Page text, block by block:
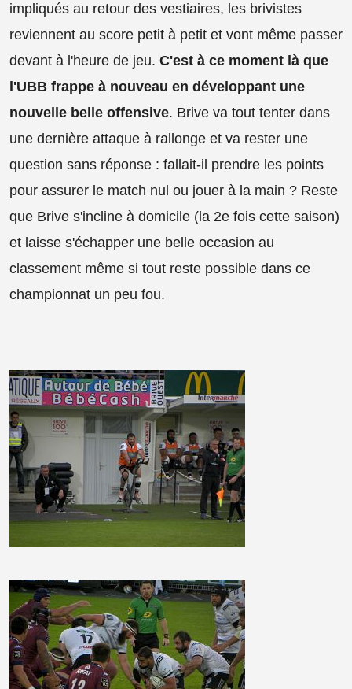
impliqués au retour des vestiaires, les brivistes
reviennent au score petit à petit et vont même passer
devant à l'heure de jeu. C'est à ce moment là que
l'UBB frappe à nouveau en développant une
nouvelle belle offensive. Brive va tout tenter dans
une dernière attaque à rallonge et va rester une
question sans réponse : fallait-il prendre les points
pour assurer le match nul ou jouer à la main ? Reste
que Brive s'incline à domicile (la 2e fois cette saison)
et laisse s'échapper une belle occasion au
classement même si tout reste possible dans ce
championnat un peu fou.